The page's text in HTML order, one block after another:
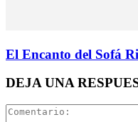
El Encanto del Sofá
DEJA UNA